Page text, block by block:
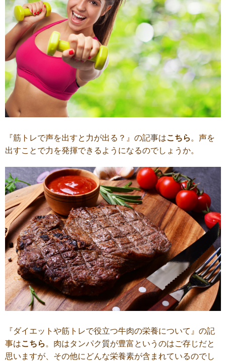
『筋トレで声を出すと力が出る？』の記事はこちら 。声を
出すことで力を発揮できるようになるのでしょうか。
『ダイエットや筋トレで役立つ牛肉の栄養について』の記
事はこちら 。肉はタンパク質が豊富というのはご存じだと
思いますが、その他にどんな栄養素が含まれているのでし